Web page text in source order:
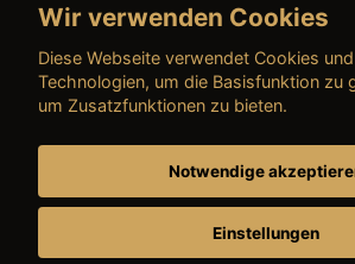
→ AGB (Gebrauchtwagen)
→ AGB (Teile & Zubehör)
→ AGB (Dienstleistungen)
Wir verwenden Cookies
Diese Webseite verwendet Cookies
Technologien, um die Basisfunktion zu
um Zusatzfunktionen zu bieten.
Notwendige
Einstellungen